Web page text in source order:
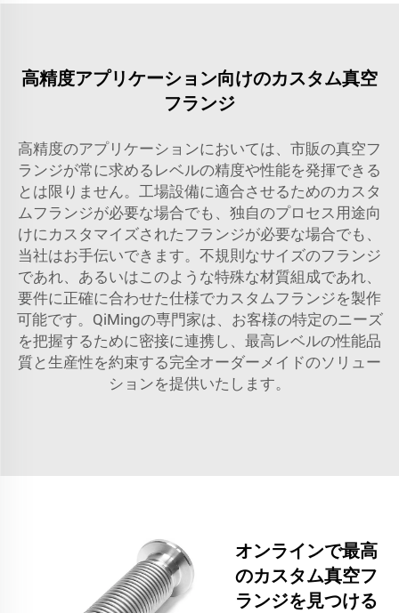
高精度アプリケーション向けのカスタム真空
フランジ
高精度のアプリケーションにおいては、市販の真空フ
ランジが常に求めるレベルの精度や性能を発揮できる
とは限りません。工場設備に適合させるためのカスタ
ムフランジが必要な場合でも、独自のプロセス用途向
けにカスタマイズされたフランジが必要な場合でも、
当社はお手伝いできます。不規則なサイズのフランジ
であれ、あるいはこのような特殊な材質組成であれ、
要件に正確に合わせた仕様でカスタムフランジを製作
可能です。QiMingの専門家は、お客様の特定のニーズ
を把握するために密接に連携し、最高レベルの性能品
質と生産性を約束する完全オーダーメイドのソリュー
ションを提供いたします。
オンラインで最高
のカスタム真空フ
ランジを見つける